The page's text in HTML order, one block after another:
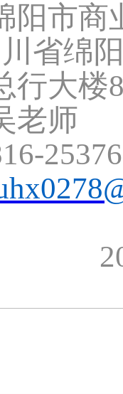
阳市商
省绵
行大楼
老师